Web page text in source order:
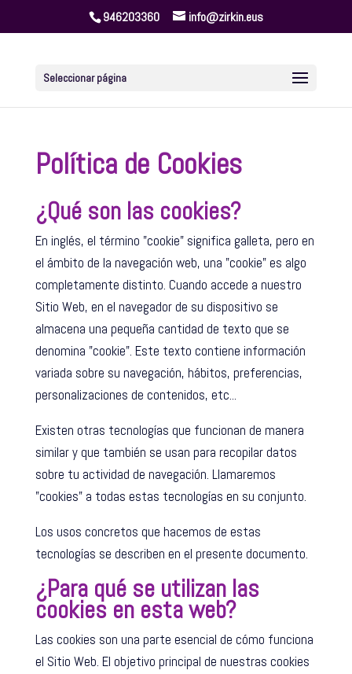
946203360 info@zirkin.eus
Seleccionar página
Política de Cookies
¿Qué son las cookies?
En inglés, el término "cookie" significa galleta, pero en
el ámbito de la navegación web, una "cookie" es algo
completamente distinto. Cuando accede a nuestro
Sitio Web, en el navegador de su dispositivo se
almacena una pequeña cantidad de texto que se
denomina "cookie". Este texto contiene información
variada sobre su navegación, hábitos, preferencias,
personalizaciones de contenidos, etc...
Existen otras tecnologías que funcionan de manera
similar y que también se usan para recopilar datos
sobre tu actividad de navegación. Llamaremos
"cookies" a todas estas tecnologías en su conjunto.
Los usos concretos que hacemos de estas
tecnologías se describen en el presente documento.
¿Para qué se utilizan las
cookies en esta web?
Las cookies son una parte esencial de cómo funciona
el Sitio Web. El objetivo principal de nuestras cookies